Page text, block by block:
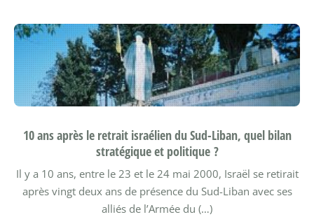
10 ans après le retrait israélien du Sud-Liban, quel bilan
stratégique et politique ?
Il y a 10 ans, entre le 23 et le 24 mai 2000, Israël se retirait
après vingt deux ans de présence du Sud-Liban avec ses
alliés de l’Armée du (…)